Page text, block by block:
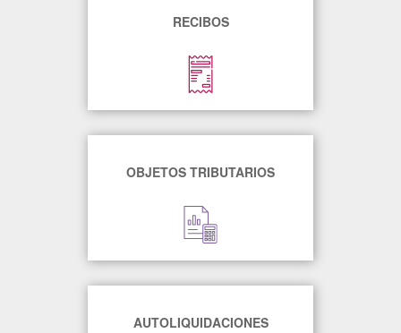
RECIBOS
OBJETOS TRIBUTARIOS
AUTOLIQUIDACIONES